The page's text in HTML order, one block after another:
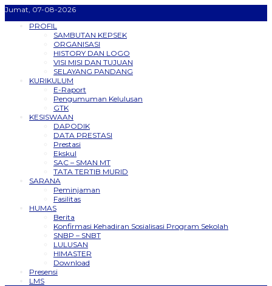
Jumat, 07-08-2026
PROFIL
SAMBUTAN KEPSEK
ORGANISASI
HISTORY DAN LOGO
VISI MISI DAN TUJUAN
SELAYANG PANDANG
KURIKULUM
E-Raport
Pengumuman Kelulusan
GTK
KESISWAAN
DAPODIK
DATA PRESTASI
Prestasi
Ekskul
SAC – SMAN MT
TATA TERTIB MURID
SARANA
Peminjaman
Fasilitas
HUMAS
Berita
Konfirmasi Kehadiran Sosialisasi Program Sekolah
SNBP – SNBT
LULUSAN
HIMASTER
Download
Presensi
LMS